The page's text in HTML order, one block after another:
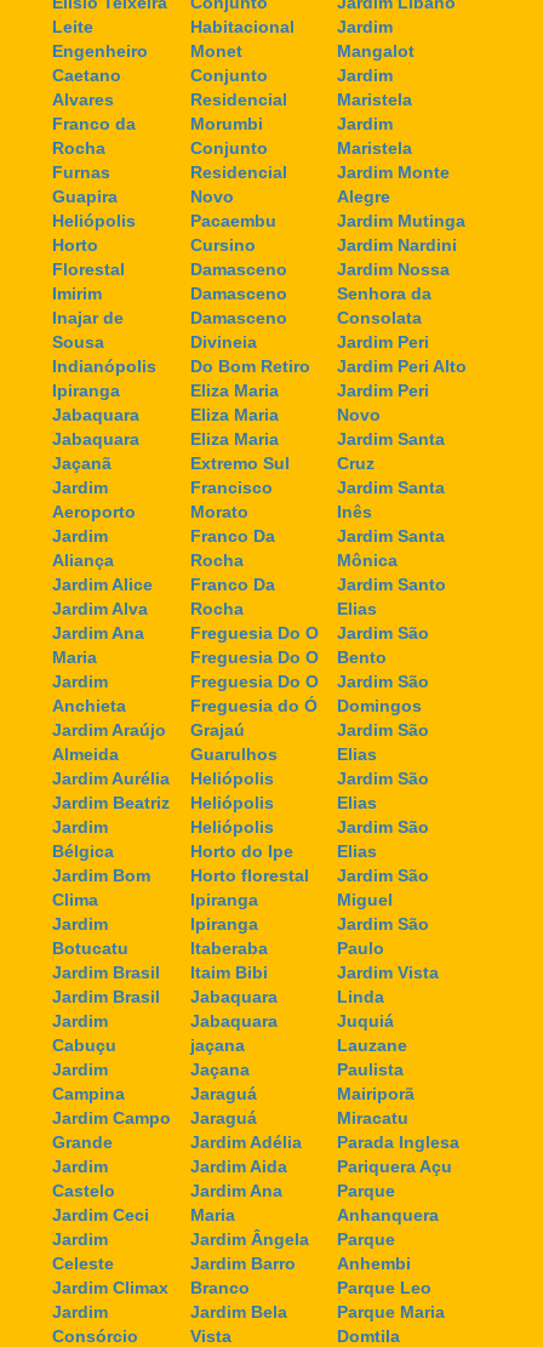
Leite
Engenheiro
Caetano
Alvares
Franco da
Rocha
Furnas
Guapira
Heliópolis
Horto
Florestal
Imirim
Inajar de
Sousa
Indianópolis
Ipiranga
Jabaquara
Jabaquara
Jaçanã
Jardim
Aeroporto
Jardim
Aliança
Jardim Alice
Jardim Alva
Jardim Ana
Maria
Jardim
Anchieta
Jardim Araújo
Almeida
Jardim Aurélia
Jardim Beatriz
Jardim
Bélgica
Jardim Bom
Clima
Jardim
Botucatu
Jardim Brasil
Jardim Brasil
Jardim
Cabuçu
Jardim
Campina
Jardim Campo
Grande
Jardim
Castelo
Jardim Ceci
Jardim
Celeste
Jardim Climax
Jardim
Consórcio
Habitacional
Monet
Conjunto
Residencial
Morumbi
Conjunto
Residencial
Novo
Pacaembu
Cursino
Damasceno
Damasceno
Damasceno
Divineia
Do Bom Retiro
Eliza Maria
Eliza Maria
Eliza Maria
Extremo Sul
Francisco
Morato
Franco Da
Rocha
Franco Da
Rocha
Freguesia Do O
Freguesia Do O
Freguesia Do O
Freguesia do Ó
Grajaú
Guarulhos
Heliópolis
Heliópolis
Heliópolis
Horto do Ipe
Horto florestal
Ipiranga
Ipiranga
Itaberaba
Itaim Bibi
Jabaquara
Jabaquara
jaçana
Jaçana
Jaraguá
Jaraguá
Jardim Adélia
Jardim Aida
Jardim Ana
Maria
Jardim Ângela
Jardim Barro
Branco
Jardim Bela
Vista
Jardim
Mangalot
Jardim
Maristela
Jardim
Maristela
Jardim Monte
Alegre
Jardim Mutinga
Jardim Nardini
Jardim Nossa
Senhora da
Consolata
Jardim Peri
Jardim Peri Alto
Jardim Peri
Novo
Jardim Santa
Cruz
Jardim Santa
Inês
Jardim Santa
Mônica
Jardim Santo
Elias
Jardim São
Bento
Jardim São
Domingos
Jardim São
Elias
Jardim São
Elias
Jardim São
Elias
Jardim São
Miguel
Jardim São
Paulo
Jardim Vista
Linda
Juquiá
Lauzane
Paulista
Mairiporã
Miracatu
Parada Inglesa
Pariquera Açu
Parque
Anhanquera
Parque
Anhembi
Parque Leo
Parque Maria
Domtila